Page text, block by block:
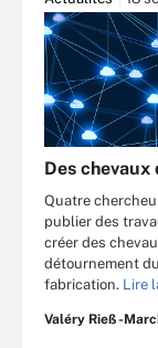
Des
Quatre
publier des
créer des
détournement
fabrication. Lire
Valéry Rieß-